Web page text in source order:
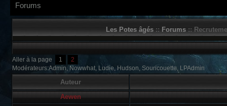
Forums
Les Potes âgés :: Forums ::
Aller à la page 1
2
Modérateurs:Admin, Nowwhat, Ludie, Hudson, Souricouette, LPAdmin
Auteur
Aewen